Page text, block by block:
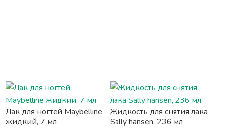
Лак для ногтей Maybelline
жидкий, 7 мл
Жидкость для снятия лака
Sally hansen, 236 мл